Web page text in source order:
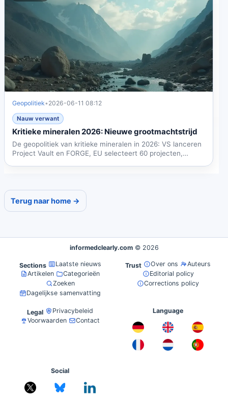
Geopolitiek• 2026-06-11 08:12
Nauw verwant
Kritieke mineralen 2026: Nieuwe grootmachtstrijd
De geopolitiek van kritieke mineralen in 2026: VS lanceren
Project Vault en FORGE, EU selecteert 60 projecten,
Terug naar home →
informedclearly.com © 2026
Sections
Laatste nieuws
Artikelen
Categorieën
Zoeken
Dagelijkse samenvatting
Trust Over ons
Auteurs
Editorial policy
Corrections policy
Legal
Privacybeleid
Voorwaarden
Contact
Language
Social